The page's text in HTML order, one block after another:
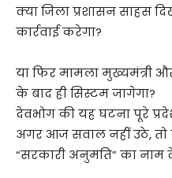
क्या जिला प्रशासन साहस
कार्रवाई करेगा?
या फिर मामला मुख्यमंत्री
के बाद ही सिस्टम जागेगा?
देवभोग की यह घटना पूरे
अगर आज सवाल नहीं उठे,
“सरकारी अनुमति” का नाम दे